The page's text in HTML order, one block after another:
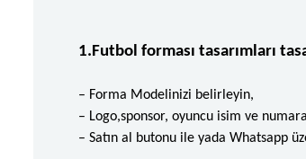
1.Futbol forması tasarımları
– Forma Modelinizi belirleyin,
– Logo,sponsor, oyuncu isim ve
– Satın al butonu ile yada Whatsapp